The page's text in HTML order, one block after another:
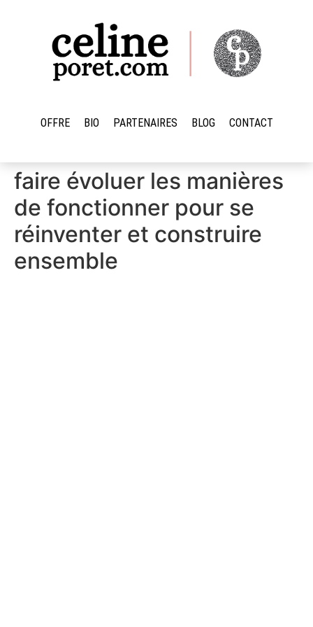
OFFRE BIO PARTENAIRES BLOG CONTACT
faire évoluer les manières
de fonctionner pour se
réinventer et construire
ensemble